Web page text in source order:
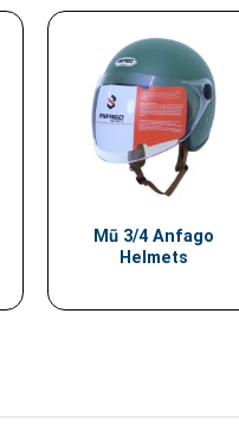
Mũ 3/4 Anfago
Helmets